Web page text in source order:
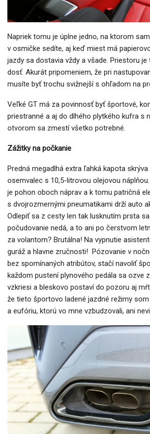
Napriek tomu je úplne jedno, na ktorom
v osmičke sedíte, aj keď miest má
jazdy sa dostavia vždy a všade. Priestoru je
dosť. Akurát pripomeniem, že pri
musíte byť trochu svižnejší s ohľadom na
Veľké GT má za povinnosť byť športové,
priestranné a aj do dlhého plytkého kufra s
otvorom sa zmestí všetko potrebné.
Zážitky na počkanie
Predná megadlhá extra ľahká kapota
osemvalec s 10,5-litrovou olejovou
je pohon oboch náprav a k tomu patričná
s dvojrozmernými pneumatikami drží auto
Odlepiť sa z cesty len tak lusknutím prsta
počudovanie nedá, a to ani po čerstvom
za volantom? Brutálna! Na vypnutie
guráž a hlavne zručnosti! Pózovanie v
bez spomínaných atribútov, stačí navoliť
každom pustení plynového pedála sa ozve
vzkriesi a bleskovo postaví do pozoru aj
že tieto športovo ladené jazdné režimy
a eufóriu, ktorú vo mne vzbudzovali, ani